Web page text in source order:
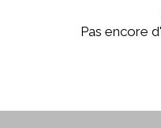
Pas encore